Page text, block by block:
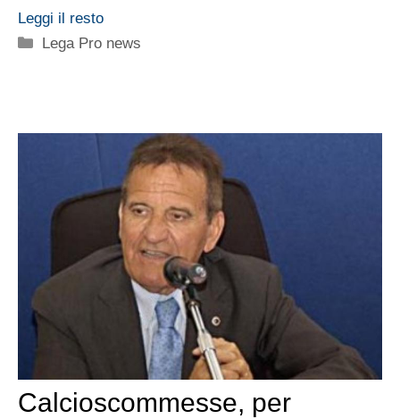
Leggi il resto
Categorie
Lega Pro news
Calcioscommesse, per